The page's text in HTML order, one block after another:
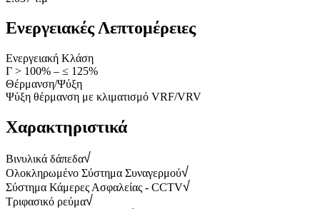
Ενεργειακές Λεπτομέρειες
Ενεργειακή Κλάση
Γ > 100% – ≤ 125%
Θέρμανση/Ψύξη
Ψύξη θέρμανση με κλιματισμό VRF/VRV
Χαρακτηριστικά
Βινυλικά δάπεδα
Ολοκληρωμένο Σύστημα Συναγερμού
Σύστημα Κάμερες Ασφαλείας - CCTV
Τριφασικό ρεύμα